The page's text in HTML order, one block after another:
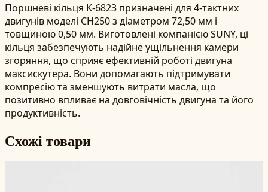
Поршневі кільця K-6823 призначені для 4-тактних
двигунів моделі CH250 з діаметром 72,50 мм і
товщиною 0,50 мм. Виготовлені компанією SUNY, ці
кільця забезпечують надійне ущільнення камери
згоряння, що сприяє ефективній роботі двигуна
максискутера. Вони допомагають підтримувати
компресію та зменшують витрати масла, що
позитивно впливає на довговічність двигуна та його
продуктивність.
Схожі товари